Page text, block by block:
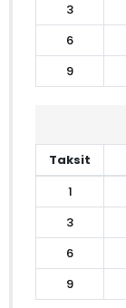
3
6
9
Taksit
1
3
6
9